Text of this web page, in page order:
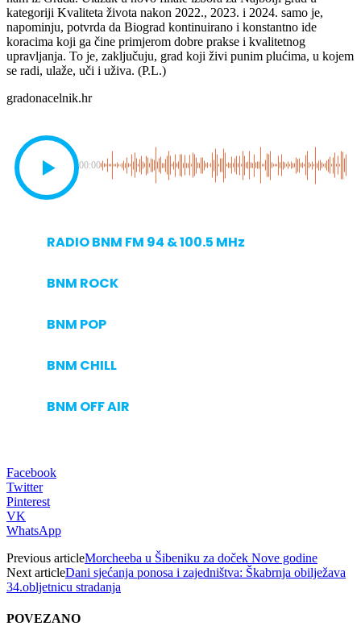
kategoriji Kvaliteta života nakon 2022., 2023. i 2024. samo je,
napominju, potvrda da Biograd kontinuirano i konstantno ide
koracima koji ga čine primjerom dobre prakse i kvalitetnog
upravljanja. To je, zaključuju, grad koji živi punim plućima, u kojem
se radi, ulaže, uči i uživa. (P.L.)
gradonacelnik.hr
00:00
RADIO BNM FM 94 & 100.5 MHz
BNM ROCK
BNM POP
BNM CHILL
BNM OFF AIR
Facebook
Twitter
Pinterest
VK
WhatsApp
Previous articleMorcheeba u Šibeniku za doček Nove godine
Next articleDani sjećanja ponosa i zajedništva: Škabrnja obilježava
34.obljetnicu stradanja
POVEZANO